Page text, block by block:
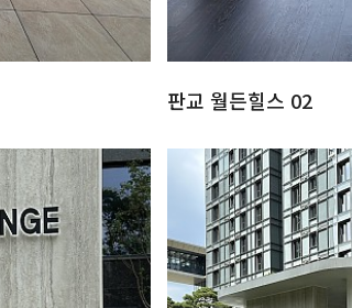
판교 월든힐스 02